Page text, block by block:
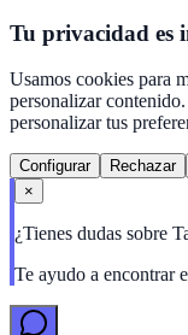
Tu privacidad es
Usamos cookies para
personalizar
personalizar tus
Configurar Rechazar
×
¿Tienes dudas sobre
Te ayudo a encontrar